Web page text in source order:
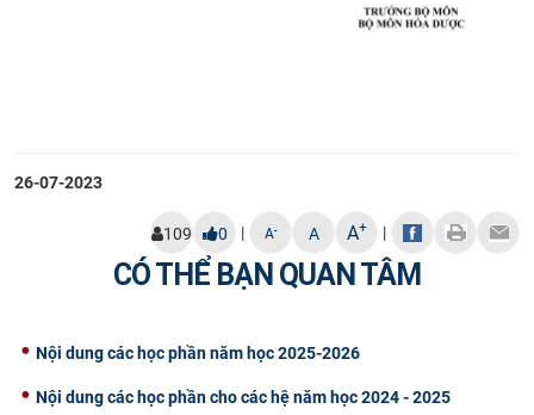
26-07-2023
109 0 | A- A A+ |
CÓ THỂ BẠN QUAN TÂM
Nội dung các học phần năm học 2025-2026
Nội dung các học phần cho các hệ năm học 2024 - 2025